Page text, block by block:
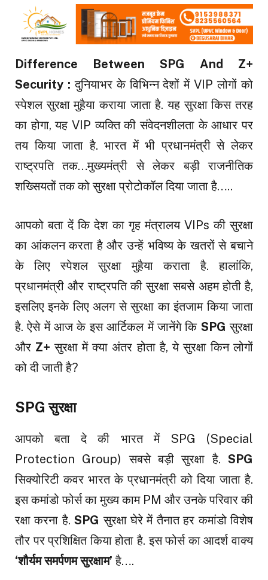
Difference Between SPG And Z+
Security :दुनियाभर के विभिन्न देशों में VIP लोगों को
स्पेशल सुरक्षा मुहैया कराया जाता है. यह सुरक्षा किस तरह
का होगा, यह VIP व्यक्ति की संवेदनशीलता के आधार पर
तय किया जाता है. भारत में भी प्रधानमंत्री से लेकर
राष्ट्रपति तक…मुख्यमंत्री से लेकर बड़ी राजनीतिक
शख्सियतों तक को सुरक्षा प्रोटोकॉल दिया जाता है…..
आपको बता दें कि देश का गृह मंत्रालय VIPs की सुरक्षा
का आंकलन करता है और उन्हें भविष्य के खतरों से बचाने
के लिए स्पेशल सुरक्षा मुहैया कराता है. हालांकि,
प्रधानमंत्री और राष्ट्रपति की सुरक्षा सबसे अहम होती है,
इसलिए इनके लिए अलग से सुरक्षा का इंतजाम किया जाता
है. ऐसे में आज के इस आर्टिकल में जानेंगे कि SPGसुरक्षा
और Z+ सुरक्षा में क्या अंतर होता है, ये सुरक्षा किन लोगों
को दी जाती है?
SPG सुरक्षा
आपको बता दे की भारत में SPG (Special
Protection Group) सबसे बड़ी सुरक्षा है. SPG
सिक्योरिटी कवर भारत के प्रधानमंत्री को दिया जाता है.
इस कमांडो फोर्स का मुख्य काम PM और उनके परिवार की
रक्षा करना है.SPGसुरक्षा घेरे में तैनात हर कमांडो विशेष
तौर पर प्रशिक्षित किया होता है. इस फोर्स का आदर्श वाक्य
‘शौर्यम समर्पणम सुरक्षाम’है….